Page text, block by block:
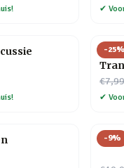
✔
-25%
€7,99
Nu
✔
-9%
Kat